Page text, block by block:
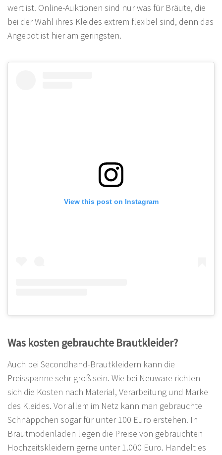
wert ist. Online-Auktionen sind nur was für Bräute, die
bei der Wahl ihres Kleides extrem flexibel sind, denn das
Angebot ist hier am geringsten.
View this post on Instagram
Was kosten gebrauchte Brautkleider?
Auch bei Secondhand-Brautkleidern kann die
Preisspanne sehr groß sein. Wie bei Neuware richten
sich die Kosten nach Material, Verarbeitung und Marke
des Kleides. Vor allem im Netz kann man gebrauchte
Schnäppchen sogar für unter 100 Euro erstehen. In
Brautmodenläden liegen die Preise von gebrauchten
Hochzeitskleidern gerne unter 1.000 Euro. Handelt es